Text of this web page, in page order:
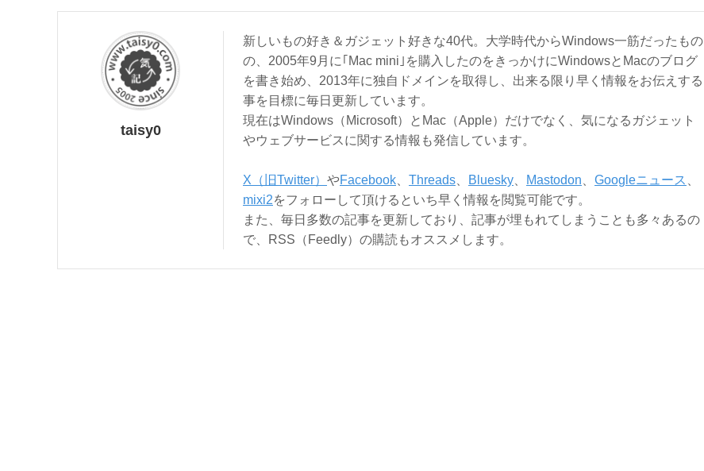
taisy0
新しいもの好き＆ガジェット好きな40代。大学時代からWindows一筋だったもの
の、2005年9月に｢Mac mini｣を購入したのをきっかけにWindowsとMacのブログ
を書き始め、2013年に独自ドメインを取得し、出来る限り早く情報をお伝えする
事を目標に毎日更新しています。
現在はWindows（Microsoft）とMac（Apple）だけでなく、気になるガジェット
やウェブサービスに関する情報も発信しています。
X（旧Twitter） やFacebook Threads Bluesky Mastodon Googleニュース
mixi2をフォローして頂けるといち早く情報を閲覧可能です。
また、毎日多数の記事を更新しており、記事が埋もれてしまうことも多々あるの
で、RSS（Feedly）の購読もオススメします。